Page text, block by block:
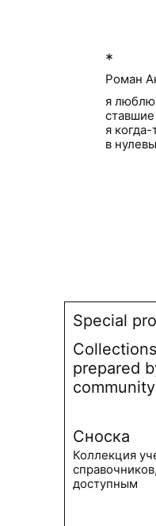
*
Роман
я
я
в
Special
prepared
Сноска
Коллекция
доступным